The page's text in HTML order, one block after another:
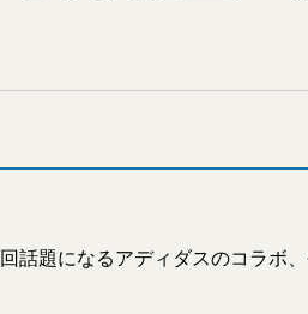
話題になるアディダスのコラボ